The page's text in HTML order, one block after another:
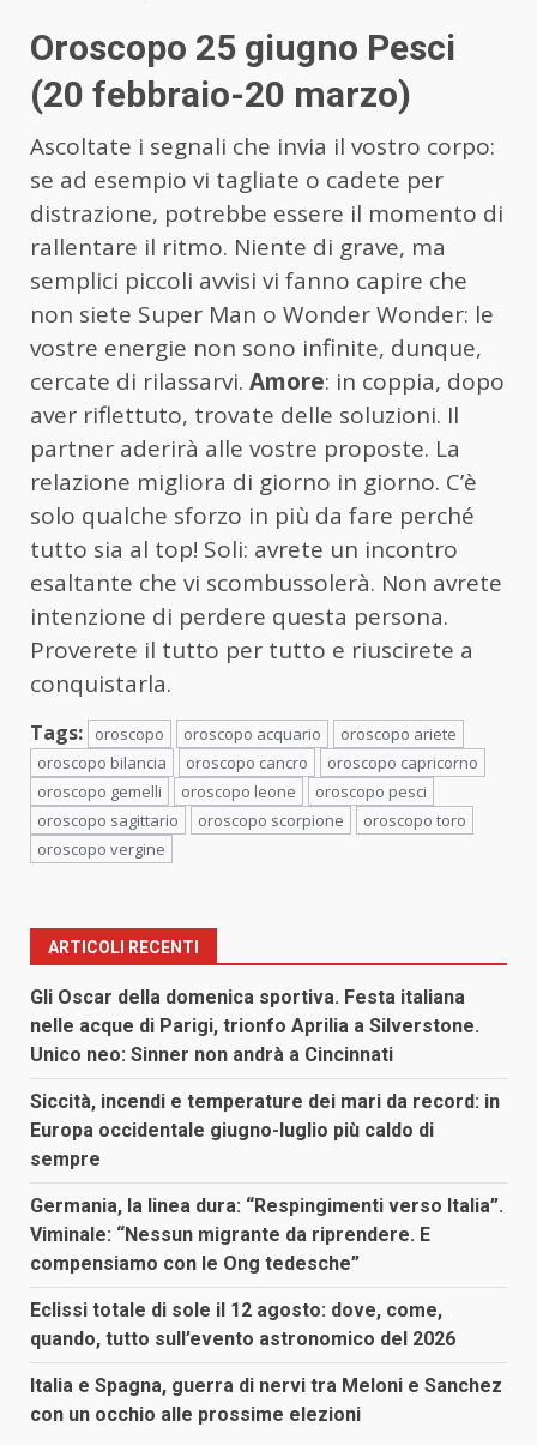
Oroscopo 25 giugno Pesci
(20 febbraio-20 marzo)
Ascoltate i segnali che invia il vostro corpo:
se ad esempio vi tagliate o cadete per
distrazione, potrebbe essere il momento di
rallentare il ritmo. Niente di grave, ma
semplici piccoli avvisi vi fanno capire che
non siete Super Man o Wonder Wonder: le
vostre energie non sono infinite, dunque,
cercate di rilassarvi. Amore: in coppia, dopo
aver riflettuto, trovate delle soluzioni. Il
partner aderirà alle vostre proposte. La
relazione migliora di giorno in giorno. C’è
solo qualche sforzo in più da fare perché
tutto sia al top! Soli: avrete un incontro
esaltante che vi scombussolerà. Non avrete
intenzione di perdere questa persona.
Proverete il tutto per tutto e riuscirete a
conquistarla.
Tags: oroscopo oroscopo acquario
oroscopo ariete
oroscopo bilancia
oroscopo cancro
oroscopo capricorno
oroscopo gemelli
oroscopo leone
oroscopo pesci
oroscopo sagittario
oroscopo scorpione
oroscopo toro
oroscopo vergine
ARTICOLI RECENTI
Gli Oscar della domenica sportiva. Festa italiana
nelle acque di Parigi, trionfo Aprilia a Silverstone.
Unico neo: Sinner non andrà a Cincinnati
Siccità, incendi e temperature dei mari da record: in
Europa occidentale giugno-luglio più caldo di
sempre
Germania, la linea dura: “Respingimenti verso Italia”.
Viminale: “Nessun migrante da riprendere. E
compensiamo con le Ong tedesche”
Eclissi totale di sole il 12 agosto: dove, come,
quando, tutto sull’evento astronomico del 2026
Italia e Spagna, guerra di nervi tra Meloni e Sanchez
con un occhio alle prossime elezioni